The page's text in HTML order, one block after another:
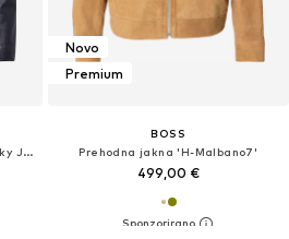
Regular fit Prehodna jakna 'Lucky Jim'
Novo
Premium
BOSS
Prehodna jakna 'H-Malbano7'
499,00 €